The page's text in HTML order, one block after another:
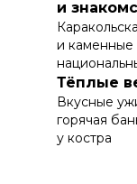
и
и каменные
Тёплые
Вкусные
горячая
у костра